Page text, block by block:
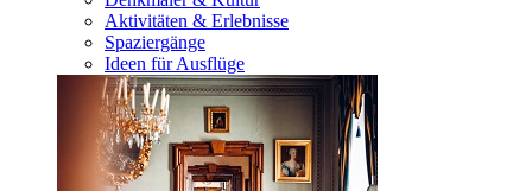
Aktivitäten & Erlebnisse
Spaziergänge
Ideen für Ausflüge